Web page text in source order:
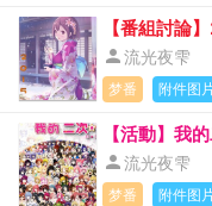
【番組討論
流光夜雫
梦番 附件图
【活動】我
流光夜雫
梦番 附件图